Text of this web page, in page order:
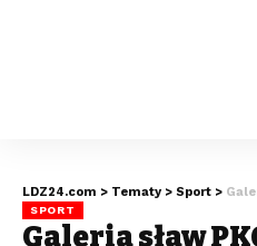
LDZ24.com > Tematy > Sport > Galeria
SPORT
Galeria sław